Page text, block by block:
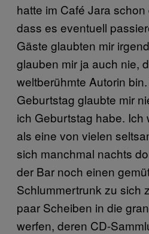
hatte im Café Jara
dass es eventuell
Gäste glaubten mir
glauben mir ja auch nie,
weltberühmte Autorin
Geburtstag glaubte mir
ich Geburtstag habe. Ich
als eine von vielen
sich manchmal nachts
der Bar noch einen
Schlummertrunk zu sich
paar Scheiben in die
werfen, deren CD-